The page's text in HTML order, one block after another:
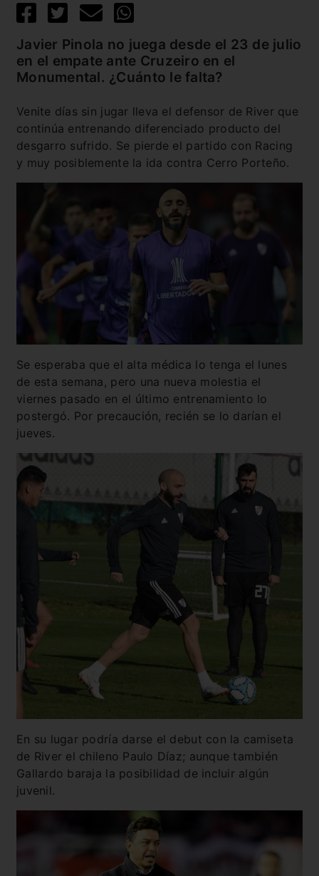
Javier Pinola no juega desde el 23 de julio
en el empate ante Cruzeiro en el
Monumental. ¿Cuánto le falta?
Venite días sin jugar lleva el defensor de River que
continúa entrenando diferenciado producto del
desgarro sufrido. Se pierde el partido con Racing
y muy posiblemente la ida contra Cerro Porteño.
Se esperaba que el alta médica lo tenga el lunes
de esta semana, pero una nueva molestia el
viernes pasado en el último entrenamiento lo
postergó. Por precaución, recién se lo darían el
jueves.
En su lugar podría darse el debut con la camiseta
de River el chileno Paulo Díaz; aunque también
Gallardo baraja la posibilidad de incluir algún
juvenil.